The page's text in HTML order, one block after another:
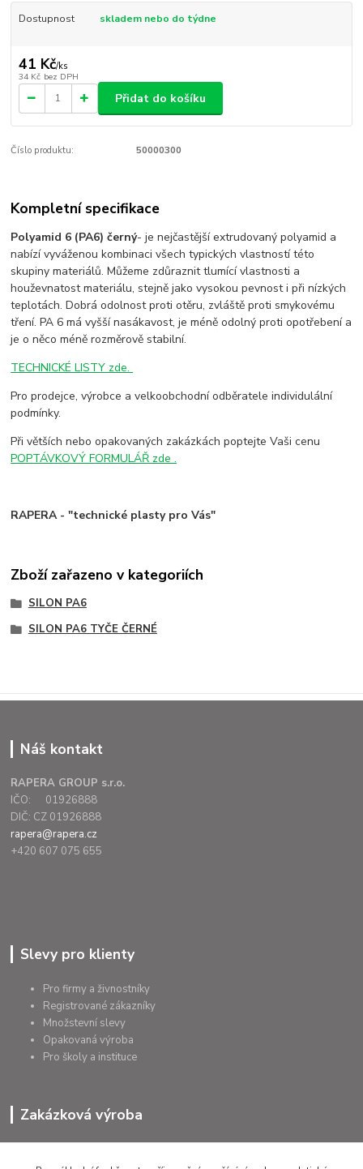
Dostupnost skladem nebo do týdne
41 Kč/ks
34 Kč bez DPH
Přidat do košíku
Číslo produktu: 50000300
Kompletní specifikace
Polyamid 6 (PA6) černý- je nejčastější extrudovaný polyamid a
nabízí vyváženou kombinaci všech typických vlastností této
skupiny materiálů. Můžeme zdůraznit tlumící vlastnosti a
houževnatost materiálu, stejně jako vysokou pevnost i při nízkých
teplotách. Dobrá odolnost proti otěru, zvláště proti smykovému
tření. PA 6 má vyšší nasákavost, je méně odolný proti opotřebení a
je o něco méně rozměrově stabilní.
TECHNICKÉ LISTY zde.
Pro prodejce, výrobce a velkoobchodní odběratele individulální
podmínky.
Při větších nebo opakovaných zakázkách poptejte Vaši cenu
POPTÁVKOVÝ FORMULÁŘ zde .
RAPERA - "technické plasty pro Vás"
Zboží zařazeno v kategoriích
SILON PA6
SILON PA6 TYČE ČERNÉ
Náš kontakt
RAPERA GROUP s.r.o.
IČO: 01926888
DIČ: CZ 01926888
rapera@rapera.cz
+420 607 075 655
Slevy pro klienty
Pro firmy a živnostníky
Registrované zákazníky
Množstevní slevy
Opakovaná výroba
Pro školy a instituce
Zakázková výroba